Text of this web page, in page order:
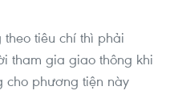
theo tiêu chí thì phải
tham gia giao thông khi
cho phương tiện này